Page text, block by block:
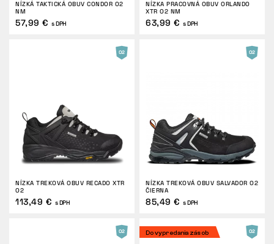
VRÁTENIE
NÍZKÁ TAKTICKÁ OBUV CONDOR O2
NM
57,99 € s DPH
NÍZKA PRACOVNÁ OBUV ORLANDO
XTR O2 NM
63,99 € s DPH
NÍZKA TREKOVÁ OBUV RECADO XTR
O2
113,49 € s DPH
NÍZKA TREKOVÁ OBUV SALVADOR O2
ČIERNA
85,49 € s DPH
Do vypredania zásob